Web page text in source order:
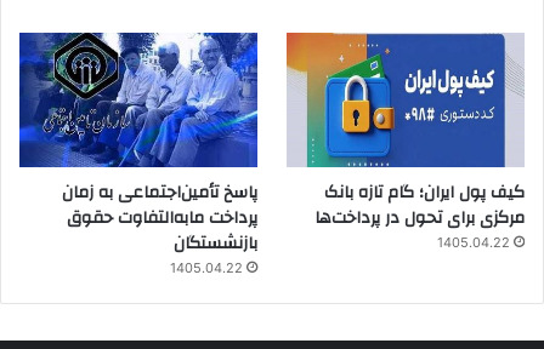
کیف پول ایران؛ گام تازه بانک
مرکزی برای تحول در پرداخت‌ها
1405.04.22
پاسخ تأمین‌اجتماعی به زمان
پرداخت مابه‌التفاوت حقوق
بازنشستگان
1405.04.22